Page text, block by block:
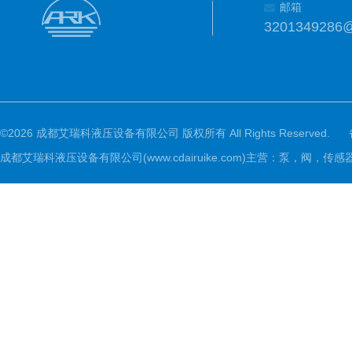
邮箱
©2026 成都艾瑞科液压设备有限公司 版权所有 All Rights Reserved.
成都艾瑞科液压设备有限公司(www.cdairuike.com)主营：泵，阀，传